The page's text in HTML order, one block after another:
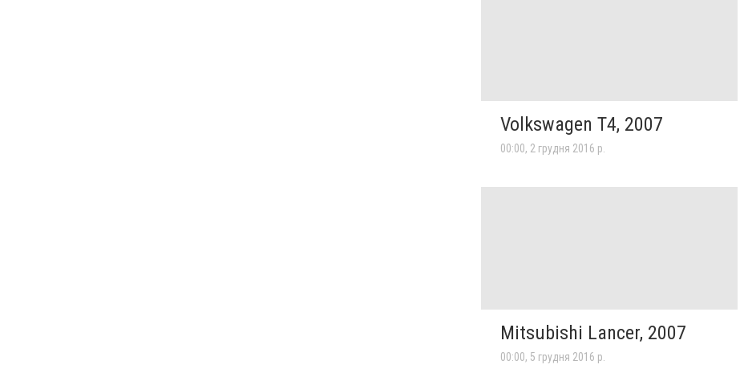
Volkswagen T4, 2007
00:00, 2 грудня 2016 р.
Mitsubishi Lancer, 2007
00:00, 5 грудня 2016 р.